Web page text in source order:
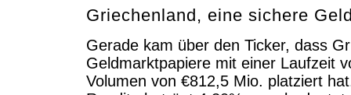
Griechenland, eine sichere
Gerade kam über den Ticker, dass
Geldmarktpapiere mit einer Laufzeit
Volumen von €812,5 Mio. platziert